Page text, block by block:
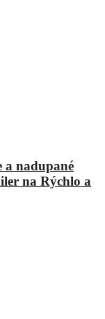
a nadupané
na Rýchlo a